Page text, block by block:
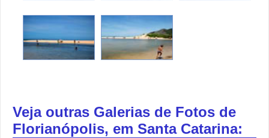
Veja outras Galerias de Fotos de
Florianópolis, em Santa Catarina: